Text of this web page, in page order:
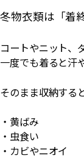
冬物衣類は「着
コートやニット、
一度でも着ると汗
そのまま収納する
・黄ばみ
・虫食い
・カビやニオイ